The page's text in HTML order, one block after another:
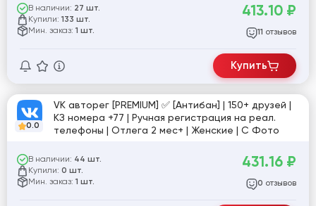
В наличии: 27 шт.
Купили: 133 шт.
Мин. заказ: 1 шт.
413.10 ₽
11 отзывов
Купить
0.0
VK авторег [PREMIUM] ✅ [Антибан] | 150+ друзей |
КЗ номера +77 | Ручная регистрация на реал.
телефоны | Отлега 2 мес+ | Женские | С Фото
В наличии: 44 шт.
Купили: 0 шт.
Мин. заказ: 1 шт.
431.16 ₽
0 отзывов